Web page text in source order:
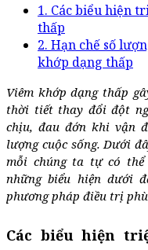
1. Các biểu hiện
thấp
2. Hạn chế số
khớp dạng thấp
Viêm khớp dạng thấp
thời tiết thay đổi đột
chịu, đau đớn khi vận
lượng cuộc sống. Dưới
mỗi chúng ta tự có thể
những biểu hiện dưới
phương pháp điều trị
Các biểu hiện